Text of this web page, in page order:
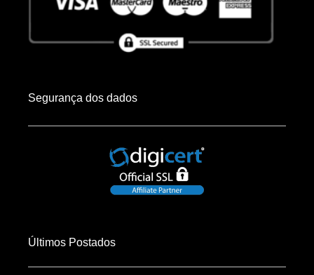
Segurança dos dados
Últimos Postados